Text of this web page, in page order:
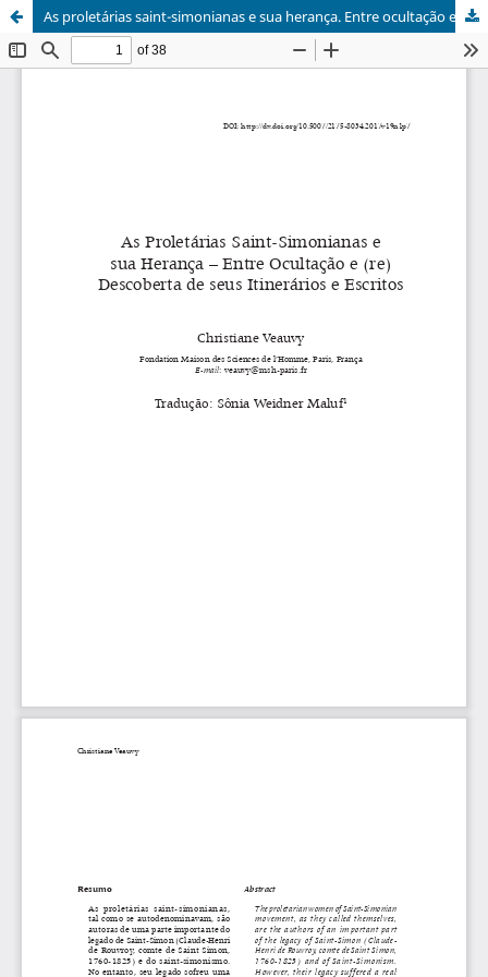
As proletárias saint-simonianas e sua herança. Entre ocultação e (re)descoberta de seus itinerários e escritos